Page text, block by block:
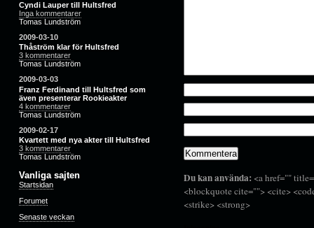
Cyndi Lauper till Hultsfred
Inga kommentarer
Tomas Lundström
2009-03-10
Thåström klar för Hultsfred
3 kommentarer
Tomas Lundström
2009-03-03
Franz Ferdinand till Hultsfred som
även presenterar Rookieakter
4 kommentarer
Tomas Lundström
2009-02-17
Kvartett med nya akter till Hultsfred
3 kommentarer
Tomas Lundström
Vanliga sajten
Startsidan
Forumet
Senaste veckan
Du kan använda: <a href=""
<blockquote cite=""> <cite>
<strike> <strong>